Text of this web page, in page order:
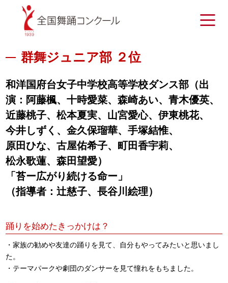
群舞ジュニア部 ２位
和洋国府台女子中学校高等学校ダンス部（出
演： 阿藤楓、十時愛菜、森崎あい、青木優英、
近藤桃子、松本夏実、 山宮愛心、伊東桃花、
今井しずく 、金久保瑠華、手塚結惟、
原田ひな、古屋佑希子、 町田香宇莉、
松永歌蓮、森田望愛）
「苔ー広がり続ける命ー」
（指導者：辻慈子、長谷川絵理）
踊りを始めたきっかけは？
・家族の勧めや友達の踊りを見て、自分もやってみたいと思いまし
た。
・テーマパークや劇団のダンサーを見て憧れをもちました。